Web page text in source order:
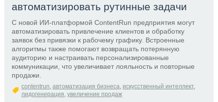
автоматизировать рутинные задачи
С новой ИИ-платформой ContentRun предприятия могут
автоматизировать привлечение клиентов и обработку
заявок без привязки к рабочему графику. Встроенные
алгоритмы также помогают возвращать потерянную
аудиторию и настраивать персонализированные
коммуникации, что увеличивает лояльность и повторные
продажи.
contentrun, автоматизация бизнеса, искусственный интеллект,
лидогенерация, увеличение продаж